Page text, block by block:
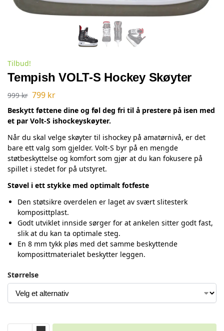
Tilbud!
Tempish VOLT-S Hockey Skøyter
999kr 799 kr
Beskytt føttene dine og føl deg fri til å prestere på isen med
et par Volt-S ishockeyskøyter.
Når du skal velge skøyter til ishockey på amatørnivå, er det
bare ett valg som gjelder. Volt-S byr på en mengde
støtbeskyttelse og komfort som gjør at du kan fokusere på
spillet i stedet for på utstyret.
Støvel i ett stykke med optimalt fotfeste
Den støtsikre overdelen er laget av svært slitesterk
komposittplast.
Godt utviklet innside sørger for at ankelen sitter godt fast,
slik at du kan ta optimale steg.
En 8 mm tykk pløs med det samme beskyttende
komposittmaterialet beskytter leggen.
Størrelse